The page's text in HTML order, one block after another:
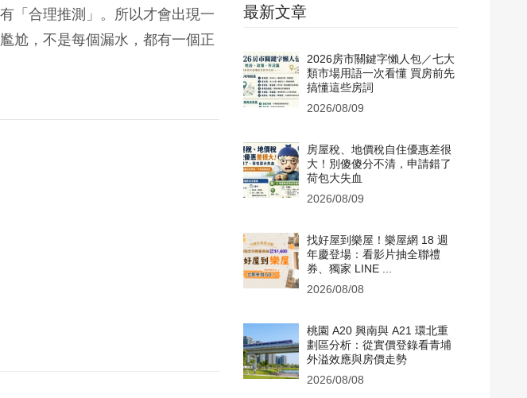
最新文章
2026房市關鍵字懶人包／七大
類市場用語一次看懂 買房前先
搞懂這些房詞
2026/08/09
房屋稅、地價稅自住優惠差很
大！別傻傻分不清，申請錯了
荷包大失血
2026/08/09
找好屋到樂屋！樂屋網 18 週
年慶登場：看影片抽全聯禮
券、獨家 LINE ...
2026/08/08
桃園 A20 興南與 A21 環北重
劃區分析：從實價登錄看青埔
外溢效應與房價走勢
2026/08/08
「合理推測」。所以才會出現一
尬，不是每個漏水，都有一個正